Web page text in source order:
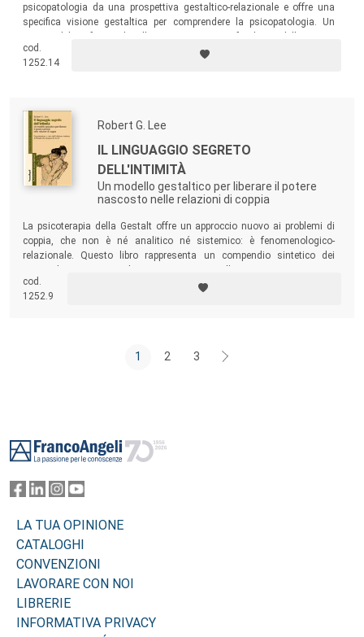
psicopatologia da una prospettiva gestaltico-relazionale e offre una
specifica visione gestaltica per comprendere la psicopatologia. Un
gestaltica relativi al funzionamento umano, per capire i pazienti
seriamente disturbati e il funzionamento psicotico.
cod.
1252.14
Robert G. Lee
IL LINGUAGGIO SEGRETO
DELL'INTIMITÀ
Un modello gestaltico per liberare il potere
nascosto nelle relazioni di coppia
La psicoterapia della Gestalt offre un approccio nuovo ai problemi di
coppia, che non è né analitico né sistemico: è fenomenologico-
relazionale. Questo libro rappresenta un compendio sintetico dei
cod.
1252.9
1 2 3
LA TUA OPINIONE
CATALOGHI
CONVENZIONI
LAVORARE CON NOI
LIBRERIE
INFORMATIVA PRIVACY